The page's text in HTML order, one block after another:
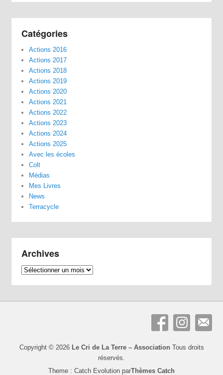
Catégories
Actions 2016
Actions 2017
Actions 2018
Actions 2019
Actions 2020
Actions 2021
Actions 2022
Actions 2023
Actions 2024
Actions 2025
Avec les écoles
Colt
Médias
Mes Livres
News
Terracycle
Archives
Archives
Copyright © 2026 Le Cri de La Terre – Association Tous droits
réservés.
Theme : Catch Evolution parThèmes Catch